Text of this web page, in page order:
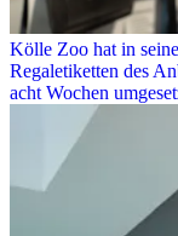
Kölle Zoo hat in
Regaletiketten des
acht Wochen